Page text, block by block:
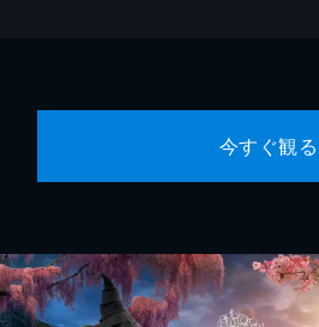
今すぐ観る